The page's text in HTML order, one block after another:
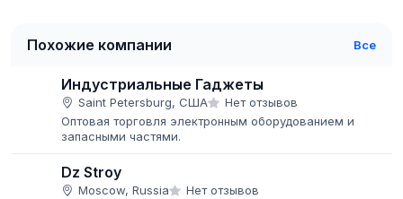
Похожие компании Все
Индустриальные Гаджеты
Saint Petersburg, США
Нет отзывов
Оптовая торговля электронным оборудованием и
запасными частями.
Dz Stroy
Moscow, Russia
Нет отзывов